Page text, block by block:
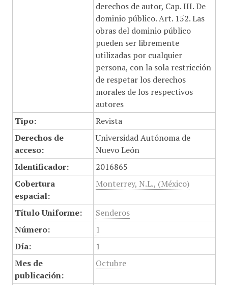
derechos de autor, Cap. III. De
dominio público. Art. 152. Las
obras del dominio público
pueden ser libremente
utilizadas por cualquier
persona, con la sola restricción
de respetar los derechos
morales de los respectivos
autores
Tipo:
Revista
Derechos de
acceso:
Universidad Autónoma de
Nuevo León
Identificador:
2016865
Cobertura
espacial:
Monterrey, N.L., (México)
Título Uniforme:
Senderos
Número:
1
Día:
1
Mes de
publicación:
Octubre